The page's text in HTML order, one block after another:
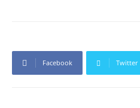
Facebook Twitter